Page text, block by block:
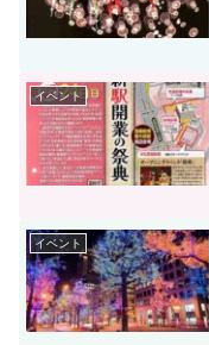
イベント
イベント